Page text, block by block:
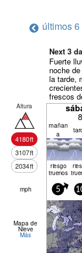
últimos
Next 3
Fuerte
noche
la tarde,
frescos
Altura
4180ft
3107ft
2034ft
8
mañan
a
riesgo
truenos
mph 5
Mapa de
Nieve
Más